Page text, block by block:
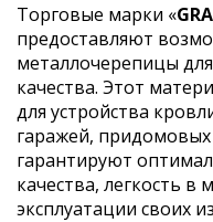
Торговые марки «
предоставляют
металлочерепицы
качества. Этот
для устройства
гаражей,
гарантируют
качества, легкость в
эксплуатации своих